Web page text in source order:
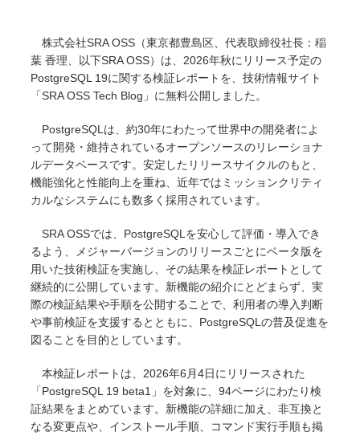
オープンソース活動
企業情報
お問い合わせ
株式会社SRA OSS（東京都豊島区、代表取締役社長：稲
葉 香理、以下SRA OSS）は、2026年秋にリリース予定の
PostgreSQL 19に関する検証レポートを、技術情報サイト
「SRA OSS Tech Blog」に無料公開しました。
PostgreSQLは、約30年にわたって世界中の開発者によ
って開発・維持されているオープンソースのリレーショナ
ルデータベースです。安定したリリースサイクルのもと、
機能強化と性能向上を重ね、近年ではミッションクリティ
カルなシステムにも数多く採用されています。
SRA OSSでは、PostgreSQLを安心して評価・導入でき
るよう、メジャーバージョンのリリースごとにベータ版を
用いた技術検証を実施し、その結果を検証レポートとして
継続的に公開しています。新機能の紹介にとどまらず、実
際の検証結果や手順を公開することで、利用者の導入判断
や事前検証を支援するとともに、PostgreSQLの普及促進を
図ることを目的としています。
本検証レポートは、2026年6月4日にリリースされた
「PostgreSQL 19 beta1」を対象に、94ページにわたり検
証結果をまとめています。新機能の詳細に加え、非互換と
なる変更点や、インストール手順、コマンド実行手順も掲